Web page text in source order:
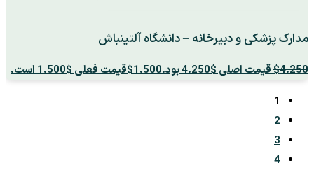
مدارک پزشکی و دبیرخانه – دانشگاه آلتینباش
$4.250 قیمت اصلی $4.250 بود. $1.500 قیمت فعلی $1.500 است.
1
2
3
4